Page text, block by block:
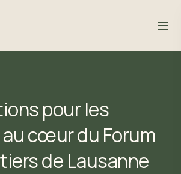
pour les
cœur du Forum
de Lausanne